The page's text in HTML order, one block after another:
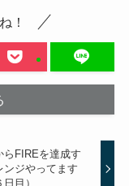
！
らFIREを達成す
ンジやってます
日目）